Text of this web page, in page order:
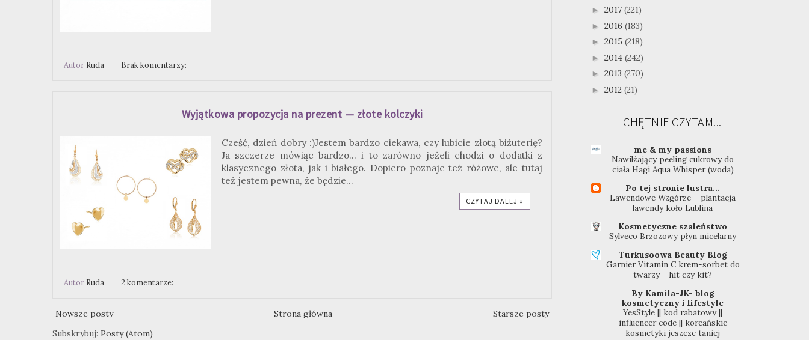
Autor Ruda Brak komentarzy:
Wyjątkowa propozycja na prezent — złote kolczyki
Cześć, dzień dobry :)Jestem bardzo ciekawa, czy lubicie złotą biżuterię?
Ja szczerze mówiąc bardzo... i to zarówno jeżeli chodzi o dodatki z
klasycznego złota, jak i białego. Dopiero poznaje też różowe, ale tutaj
też jestem pewna, że będzie...
CZYTAJ DALEJ »
Autor Ruda 2 komentarze:
Nowsze posty Starsze posty
Strona główna
Subskrybuj: Posty (Atom)
► 2017 (221)
► 2016 (183)
► 2015 (218)
► 2014 (242)
► 2013 (270)
► 2012 (21)
CHĘTNIE CZYTAM...
me & my passions
Nawilżający peeling cukrowy do
ciała Hagi Aqua Whisper (woda)
Po tej stronie lustra...
Lawendowe Wzgórze – plantacja
lawendy koło Lublina
Kosmetyczne szaleństwo
Sylveco Brzozowy płyn micelarny
Turkusoowa Beauty Blog
Garnier Vitamin C krem-sorbet do
twarzy - hit czy kit?
By Kamila-JK- blog
kosmetyczny i lifestyle
YesStyle || kod rabatowy ||
influencer code || koreańskie
kosmetyki jeszcze taniej